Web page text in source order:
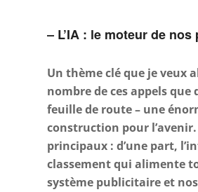
– L’IA : le moteur de
Un thème clé que je veux
nombre de ces appels
feuille de route – une
construction pour
principaux : d’une part,
classement qui alimente
système publicitaire et